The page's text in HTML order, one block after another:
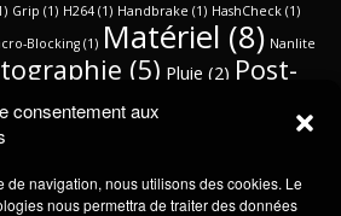
consentement aux
de navigation, nous utilisons des cookies. Le
nous permettra de traiter des données
Grip (1) H264 (1) Handbrake (1) HashCheck (1)
Blocking (1) Matériel (8) Nanlite
(5) Pluie (2) Post-
Protection(3) RAW
de contrôle
couleurs Éclairage(2) Étalonnage